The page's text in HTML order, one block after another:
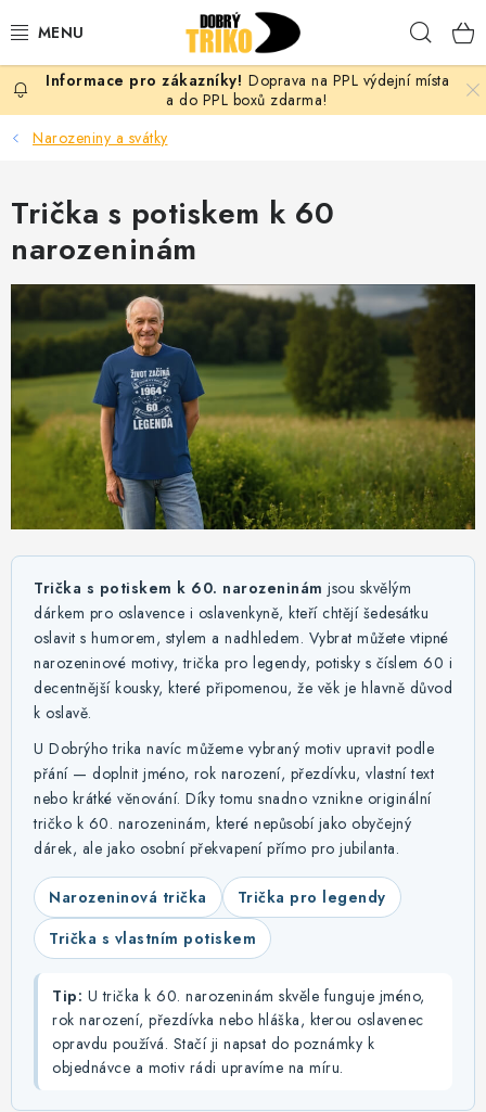
na
PRO ŽENY
PRO MUŽE
PRO DĚTI
DOPLŇKY
PRO PÁRY
VLASTNÍ MOTIV
TRIČKA
MIKINY
B2B
MÁM SRDCE POMÁHÁM
VÁNOCE
PROVIZNÍ SYSTÉM
O nás Časté otázky
Doprava a platba
Zásady zpracování ochrany osobních údajů
Napište nám
Kontakty
Doprava na PPL výdejní místa
a do PPL boxů zdarma!
Narozeniny a svátky
Trička s potiskem k 60
narozeninám
Trička s potiskem k 60. narozeninám jsou skvělým
dárkem pro oslavence i oslavenkyně, kteří chtějí šedesátku
oslavit s humorem, stylem a nadhledem. Vybrat můžete vtipné
narozeninové motivy, trička pro legendy, potisky s číslem 60 i
decentnější kousky, které připomenou, že věk je hlavně důvod
k oslavě.
U Dobrýho trika navíc můžeme vybraný motiv upravit podle
přání — doplnit jméno, rok narození, přezdívku, vlastní text
nebo krátké věnování. Díky tomu snadno vznikne originální
tričko k 60. narozeninám, které nepůsobí jako obyčejný
dárek, ale jako osobní překvapení přímo pro jubilanta.
Narozeninová trička
Trička pro legendy
Trička s vlastním potiskem
Tip: U trička k 60. narozeninám skvěle funguje jméno,
rok narození, přezdívka nebo hláška, kterou oslavenec
opravdu používá. Stačí ji napsat do poznámky k
objednávce a motiv rádi upravíme na míru.